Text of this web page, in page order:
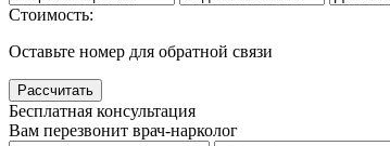
Стоимость:
Оставьте номер для обратной связи
Рассчитать
Бесплатная консультация
Вам перезвонит врач-нарколог